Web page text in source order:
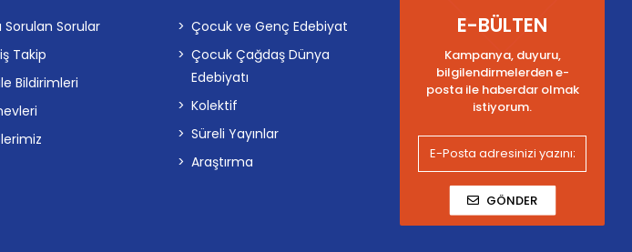
Sorulan Sorular
Takip
Bildirimleri
Çocuk ve Genç Edebiyat
Çocuk Çağdaş Dünya
Edebiyatı
Kolektif
Süreli Yayınlar
Araştırma
E-BÜLTEN
Kampanya, duyuru,
bilgilendirmelerden e-
posta ile haberdar olmak
istiyorum.
GÖNDER